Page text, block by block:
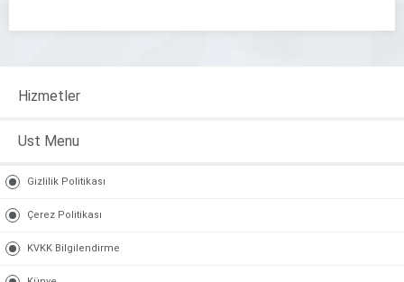
Hizmetler
Ust Menu
Gizlilik Politikası
Çerez Politikası
KVKK Bilgilendirme